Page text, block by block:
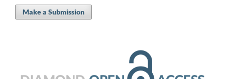
Make a Submission